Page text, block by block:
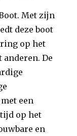
Met zijn
deze boot
op het
anderen. De
een
op het
en